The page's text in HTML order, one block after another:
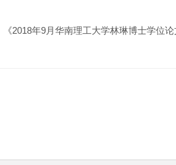
《2018年9月华南理工大学林琳博士学位